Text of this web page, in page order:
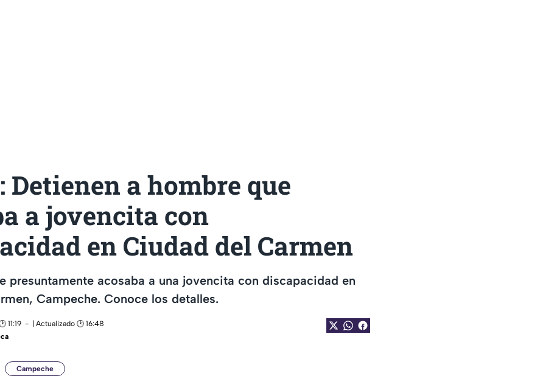
Detienen a hombre que
a jovencita con
en Ciudad del Carmen
presuntamente acosaba a una jovencita con discapacidad en
Campeche. Conoce los detalles.
11:19
| Actualizado 🕑 16:48
Campeche